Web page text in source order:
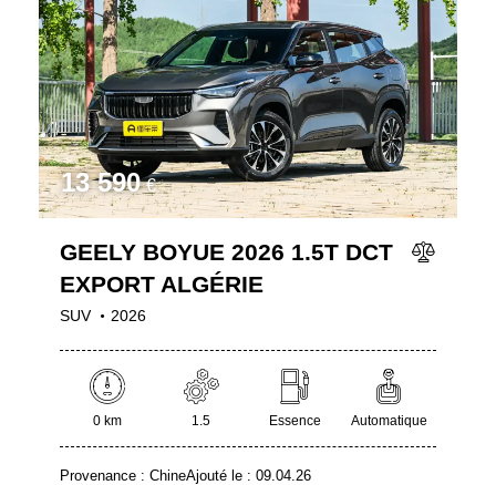
13 590 €
GEELY BOYUE 2026 1.5T DCT
EXPORT ALGÉRIE
SUV 2026
0 km 1.5 Essence Automatique
Provenance : ChineAjouté le : 09.04.26